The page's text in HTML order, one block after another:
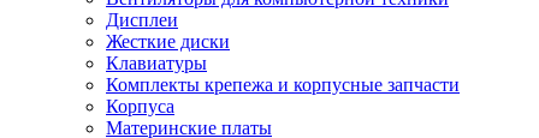
Дисплеи
Жесткие диски
Клавиатуры
Комплекты крепежа и корпусные запчасти
Корпуса
Материнские платы